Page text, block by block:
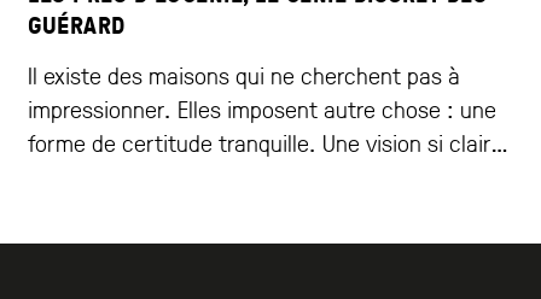
GUÉRARD
Il existe des maisons qui ne cherchent pas à
impressionner. Elles imposent autre chose : une
forme de certitude tranquille. Une vision si claire,
dans le silence même. Plus qu’un palace